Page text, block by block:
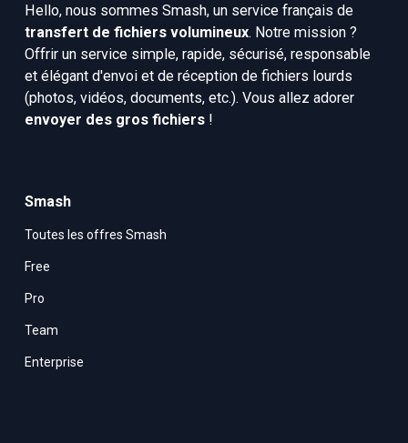
Hello, nous sommes Smash, un service français de
transfert de fichiers volumineux. Notre mission ?
Offrir un service simple, rapide, sécurisé, responsable
et élégant d'envoi et de réception de fichiers lourds
(photos, vidéos, documents, etc.). Vous allez adorer
envoyer des gros fichiers !
Smash
Toutes les offres Smash
Free
Pro
Team
Enterprise